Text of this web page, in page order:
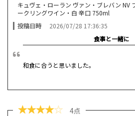
キュヴェ・ローラン ヴァン・ブレバン NV
ークリングワイン・白 辛口 750ml
投稿日時
2026/07/28 17:36:35
食事と一緒に
和食に合うと思いました。
★★★★☆ 4点